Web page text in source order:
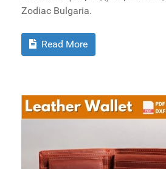
Zodiac Bulgaria.
Read More